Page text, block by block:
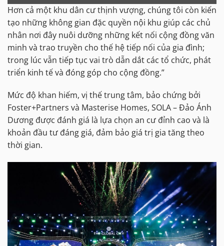
Hơn cả một khu dân cư thịnh vượng, chúng tôi còn kiến
tạo những không gian đặc quyền nội khu giúp các chủ
nhân nơi đây nuôi dưỡng những kết nối cộng đồng văn
minh và trao truyền cho thế hệ tiếp nối của gia đình;
trong lúc vẫn tiếp tục vai trò dẫn dắt các tổ chức, phát
triển kinh tế và đóng góp cho cộng đồng.”
Mức độ khan hiếm, vị thế trung tâm, bảo chứng bởi
Foster+Partners và Masterise Homes, SOLA – Đảo Ánh
Dương được đánh giá là lựa chọn an cư đỉnh cao và là
khoản đầu tư đáng giá, đảm bảo giá trị gia tăng theo
thời gian.